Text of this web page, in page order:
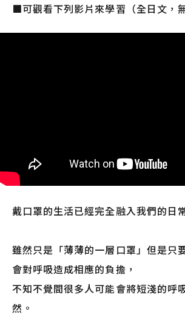
■可觀看下列影片來學習（全日文，
戴口罩的生活已經完全融入我們的日
雖然只是「薄薄的一層口罩」但是只
會對呼吸造成相應的負擔，
不知不覺間很多人可能會將短淺的呼
然。